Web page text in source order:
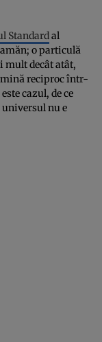
Standardal
o particulă
mult decât atât,
reciproc într-
cazul, de ce
universul nu e